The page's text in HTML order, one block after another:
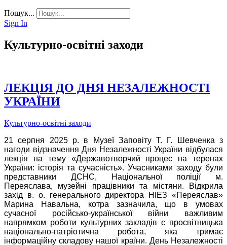
Пошук...
Sign In
Культурно-освітні заходи
ЛЕКЦІЯ ДО ДНЯ НЕЗАЛЕЖНОСТІ
УКРАЇНИ
Культурно-освітні заходи
21 серпня 2025 р. в Музеї Заповіту Т. Г. Шевченка з
нагоди відзначення Дня Незалежності України відбулася
лекція на тему «Державотворчий процес на теренах
України: історія та сучасність». Учасниками заходу були
представники ДСНС, Національної поліції м.
Переяслава, музейні працівники та містяни. Відкрила
захід в. о. генерального директора НІЕЗ «Переяслав»
Марина Навальна, котра зазначила, що в умовах
сучасної російсько-української війни важливим
напрямком роботи культурних закладів є просвітницька
національно-патріотична робота, яка тримає
інформаційну складову нашої країни. День Незалежності